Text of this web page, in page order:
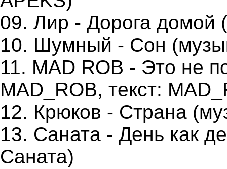
09. Лир - Дорога домой
10. Шумный - Сон
11. MAD ROB - Это не
MAD_ROB, текст:
12. Крюков - Страна
13. Саната - День как
Саната)